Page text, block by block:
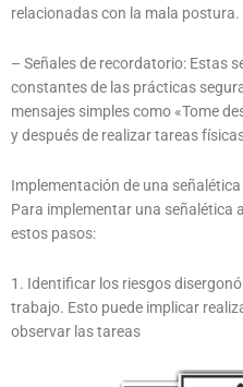
relacionadas con la mala postura.
– Señales de recordatorio: Estas
constantes de las prácticas
mensajes simples como «Tome
y después de realizar tareas
Implementación de una
Para implementar una señalética
estos pasos:
1. Identificar los riesgos
trabajo. Esto puede implicar
observar las tareas